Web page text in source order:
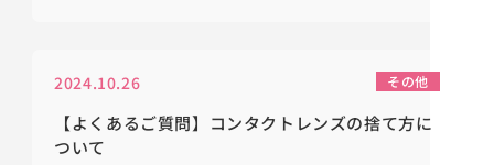
2024.10.26 その他
【よくあるご質問】コンタクトレンズの捨て方に
ついて